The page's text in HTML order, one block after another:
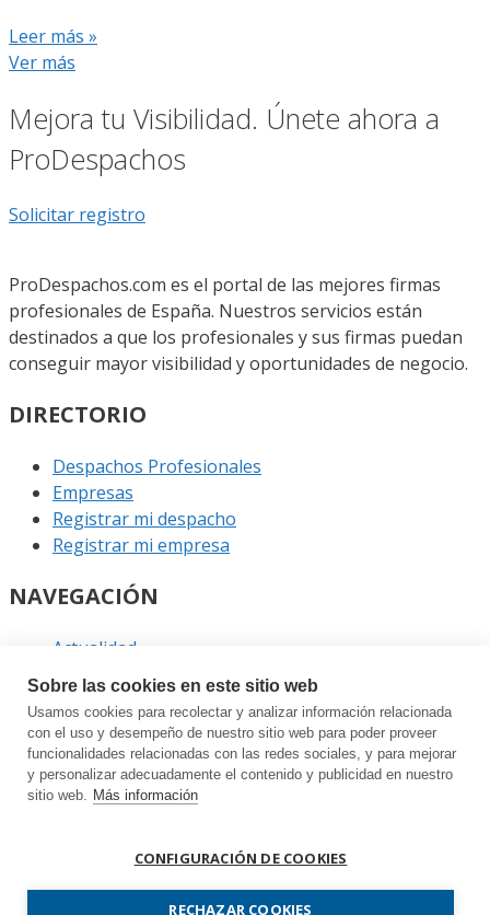
Leer más »
Ver más
Mejora tu Visibilidad. Únete ahora a
ProDespachos
Solicitar registro
ProDespachos.com es el portal de las mejores firmas
profesionales de España. Nuestros servicios están
destinados a que los profesionales y sus firmas puedan
conseguir mayor visibilidad y oportunidades de negocio.
DIRECTORIO
Despachos Profesionales
Empresas
Registrar mi despacho
Registrar mi empresa
NAVEGACIÓN
Actualidad
Podcast
Entrevistas
Eventos
ENLACES
Política de privacidad
Sobre las cookies en este sitio web
Usamos cookies para recolectar y analizar información relacionada
con el uso y desempeño de nuestro sitio web para poder proveer
funcionalidades relacionadas con las redes sociales, y para mejorar
y personalizar adecuadamente el contenido y publicidad en nuestro
sitio web. Más información
CONFIGURACIÓN DE COOKIES
RECHAZAR COOKIES